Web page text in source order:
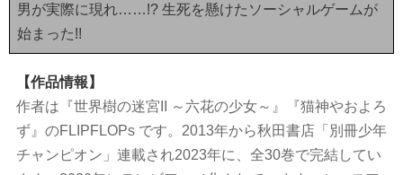
「ねずみロワイアル」
「堕イドル」
命がけだからこそ燃え上がる！恋愛×デスゲーム漫画3選
「デスラバ」
「デスゲーム漫画の黒幕殺人鬼の妹に転生して失敗した」
「俺の現実は恋愛ゲーム？？ ～かと思ったら命がけのゲームだ
男が実際に現れ……!? 生死を懸けたソーシャルゲームが
始まった!!
【作品情報】
作者は『世界樹の迷宮II ～六花の少女～』『猫神やおよろ
ず』のFLIPFLOPs です。2013年から秋田書店「別冊少年
チャンピオン」連載され2023年に、全30巻で完結してい